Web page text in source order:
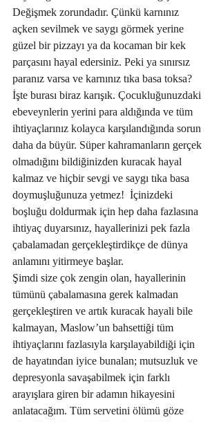
Değişmek zorundadır. Çünkü karnınız
açken sevilmek ve saygı görmek yerine
güzel bir pizzayı ya da kocaman bir kek
parçasını hayal edersiniz. Peki ya sınırsız
paranız varsa ve karnınız tıka basa toksa?
İşte burası biraz karışık. Çocukluğunuzdaki
ebeveynlerin yerini para aldığında ve tüm
ihtiyaçlarınız kolayca karşılandığında sorun
daha da büyür. Süper kahramanların gerçek
olmadığını bildiğinizden kuracak hayal
kalmaz ve hiçbir sevgi ve saygı tıka basa
doymuşluğunuza yetmez!  İçinizdeki
boşluğu doldurmak için hep daha fazlasına
ihtiyaç duyarsınız, hayallerinizi pek fazla
çabalamadan gerçekleştirdikçe de dünya
anlamını yitirmeye başlar.
Şimdi size çok zengin olan, hayallerinin
tümünü çabalamasına gerek kalmadan
gerçekleştiren ve artık kuracak hayali bile
kalmayan, Maslow’un bahsettiği tüm
ihtiyaçlarını fazlasıyla karşılayabildiği için
de hayatından iyice bunalan; mutsuzluk ve
depresyonla savaşabilmek için farklı
arayışlara giren bir adamın hikayesini
anlatacağım. Tüm servetini ölümü göze